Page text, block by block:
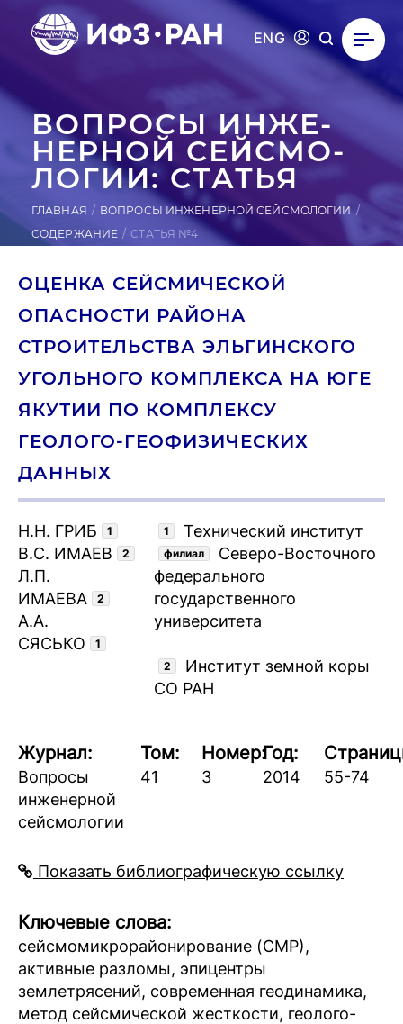
ENG
ВОПРОСЫ ИН­ЖЕ­
НЕР­НОЙ СЕЙ­СМО­
ЛОГИИ: СТАТЬЯ
ГЛАВНАЯ
ВОПРОСЫ ИНЖЕНЕРНОЙ СЕЙСМОЛОГИИ
СОДЕРЖАНИЕ
СТАТЬЯ №4
ОЦЕНКА СЕЙСМИЧЕСКОЙ
ОПАСНОСТИ РАЙОНА
СТРОИТЕЛЬСТВА ЭЛЬГИНСКОГО
УГОЛЬНОГО КОМПЛЕКСА НА ЮГЕ
ЯКУТИИ ПО КОМПЛЕКСУ
ГЕОЛОГО-ГЕОФИЗИЧЕСКИХ
ДАННЫХ
Н.Н. ГРИБ 1
В.С. ИМАЕВ 2
Л.П.
ИМАЕВА
2
А.А.
СЯСЬКО
1
1 Технический институт
филиал
Северо-Восточного
федерального
государственного
университета
2
Институт земной коры
СО РАН
Журнал:
Вопросы
инженерной
сейсмологии
Том:
41
Номер:
3
Год:
2014 55-74
Показать библиографическую ссылку
Ключевые слова:
сейсмомикрорайонирование (СМР),
активные разломы, эпицентры
землетрясений, современная геодинамика,
метод сейсмической жесткости, геолого-